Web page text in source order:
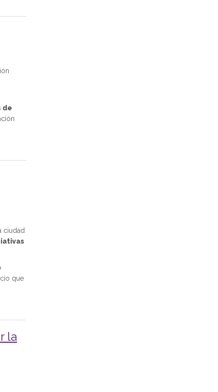
de
ciudad
que
la